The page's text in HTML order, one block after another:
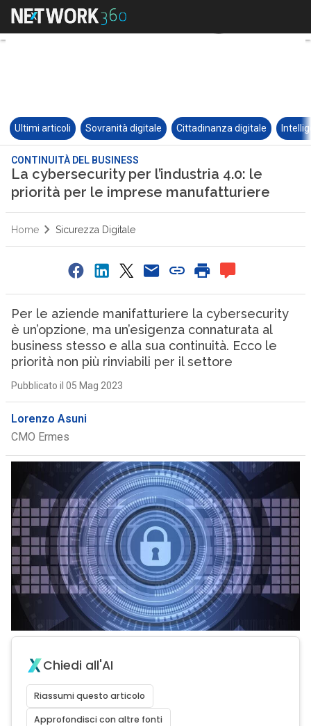
Ultimi articoli Sovranità digitale Cittadinanza digitale
CONTINUITÀ DEL BUSINESS
La cybersecurity per l’industria 4.0: le
priorità per le imprese manufatturiere
Home Sicurezza Digitale
Per le aziende manifatturiere la cybersecurity
è un’opzione, ma un’esigenza connaturata al
business stesso e alla sua continuità. Ecco le
priorità non più rinviabili per il settore
Pubblicato il 05 Mag 2023
Lorenzo Asuni
CMO Ermes
Chiedi all'AI
Riassumi questo articolo
Approfondisci con altre fonti